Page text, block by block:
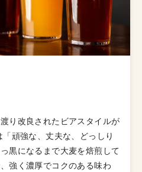
り改良されたビアスタイルが
頑強な、丈夫な、どっしり
黒になるまで大麦を焙煎して
強く濃厚でコクのある味わ